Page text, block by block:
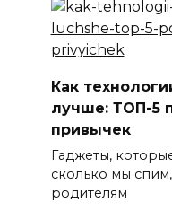
Как
лучше: ТОП-5
привычек
Гаджеты,
сколько мы
родителям